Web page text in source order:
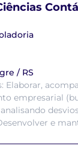
/ RS
Elaborar,
empresarial
e